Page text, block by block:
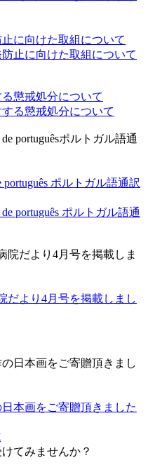
に向けた取組について
懲戒処分について
português ポルトガル語通訳
だより4月号を掲載しまし
本画をご寄贈頂きました